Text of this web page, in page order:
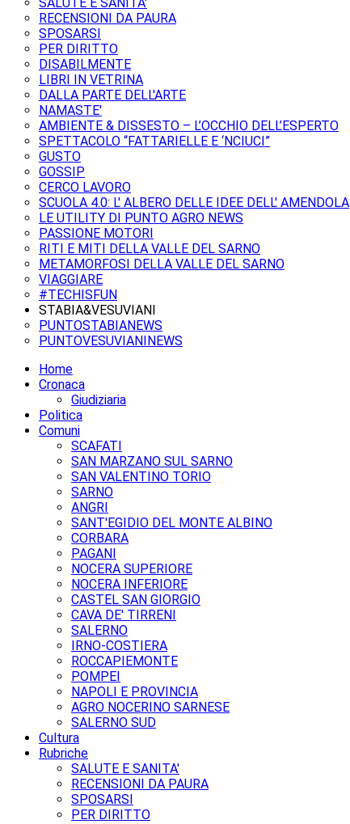
RECENSIONI DA PAURA
SPOSARSI
PER DIRITTO
DISABILMENTE
LIBRI IN VETRINA
DALLA PARTE DELL'ARTE
NAMASTE'
AMBIENTE & DISSESTO – L’OCCHIO DELL’ESPERTO
SPETTACOLO “FATTARIELLE E ‘NCIUCI”
GUSTO
GOSSIP
CERCO LAVORO
SCUOLA 4.0: L' ALBERO DELLE IDEE DELL' AMENDOLA
LE UTILITY DI PUNTO AGRO NEWS
PASSIONE MOTORI
RITI E MITI DELLA VALLE DEL SARNO
METAMORFOSI DELLA VALLE DEL SARNO
VIAGGIARE
#TECHISFUN
STABIA&VESUVIANI
PUNTOSTABIANEWS
PUNTOVESUVIANINEWS
Home
Cronaca
Giudiziaria
Politica
Comuni
SCAFATI
SAN MARZANO SUL SARNO
SAN VALENTINO TORIO
SARNO
ANGRI
SANT'EGIDIO DEL MONTE ALBINO
CORBARA
PAGANI
NOCERA SUPERIORE
NOCERA INFERIORE
CASTEL SAN GIORGIO
CAVA DE' TIRRENI
SALERNO
IRNO-COSTIERA
ROCCAPIEMONTE
POMPEI
NAPOLI E PROVINCIA
AGRO NOCERINO SARNESE
SALERNO SUD
Cultura
Rubriche
SALUTE E SANITA'
RECENSIONI DA PAURA
SPOSARSI
PER DIRITTO